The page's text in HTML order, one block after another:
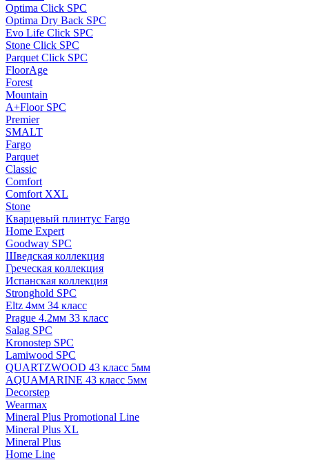
Optima Click SPC
Optima Dry Back SPC
Evo Life Click SPC
Stone Click SPC
Parquet Click SPC
FloorAge
Forest
Mountain
A+Floor SPC
Premier
SMALT
Fargo
Parquet
Classic
Comfort
Comfort XXL
Stone
Кварцевый плинтус Fargo
Home Expert
Goodway SPC
Шведская коллекция
Греческая коллекция
Испанская коллекция
Stronghold SPC
Eltz 4мм 34 класс
Prague 4.2мм 33 класс
Salag SPC
Kronostep SPC
Lamiwood SPC
QUARTZWOOD 43 класс 5мм
AQUAMARINE 43 класс 5мм
Decorstep
Wearmax
Mineral Plus Promotional Line
Mineral Plus XL
Mineral Plus
Home Line